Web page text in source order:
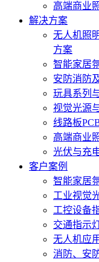
高端商业
解决方案
无人机照
方案
智能家居
安防消防
玩具系列
视觉光源
线路板
高端商业
光伏与充
客户案例
智能家居
工业视觉
工控设备
交通指示
无人机应
消防、安